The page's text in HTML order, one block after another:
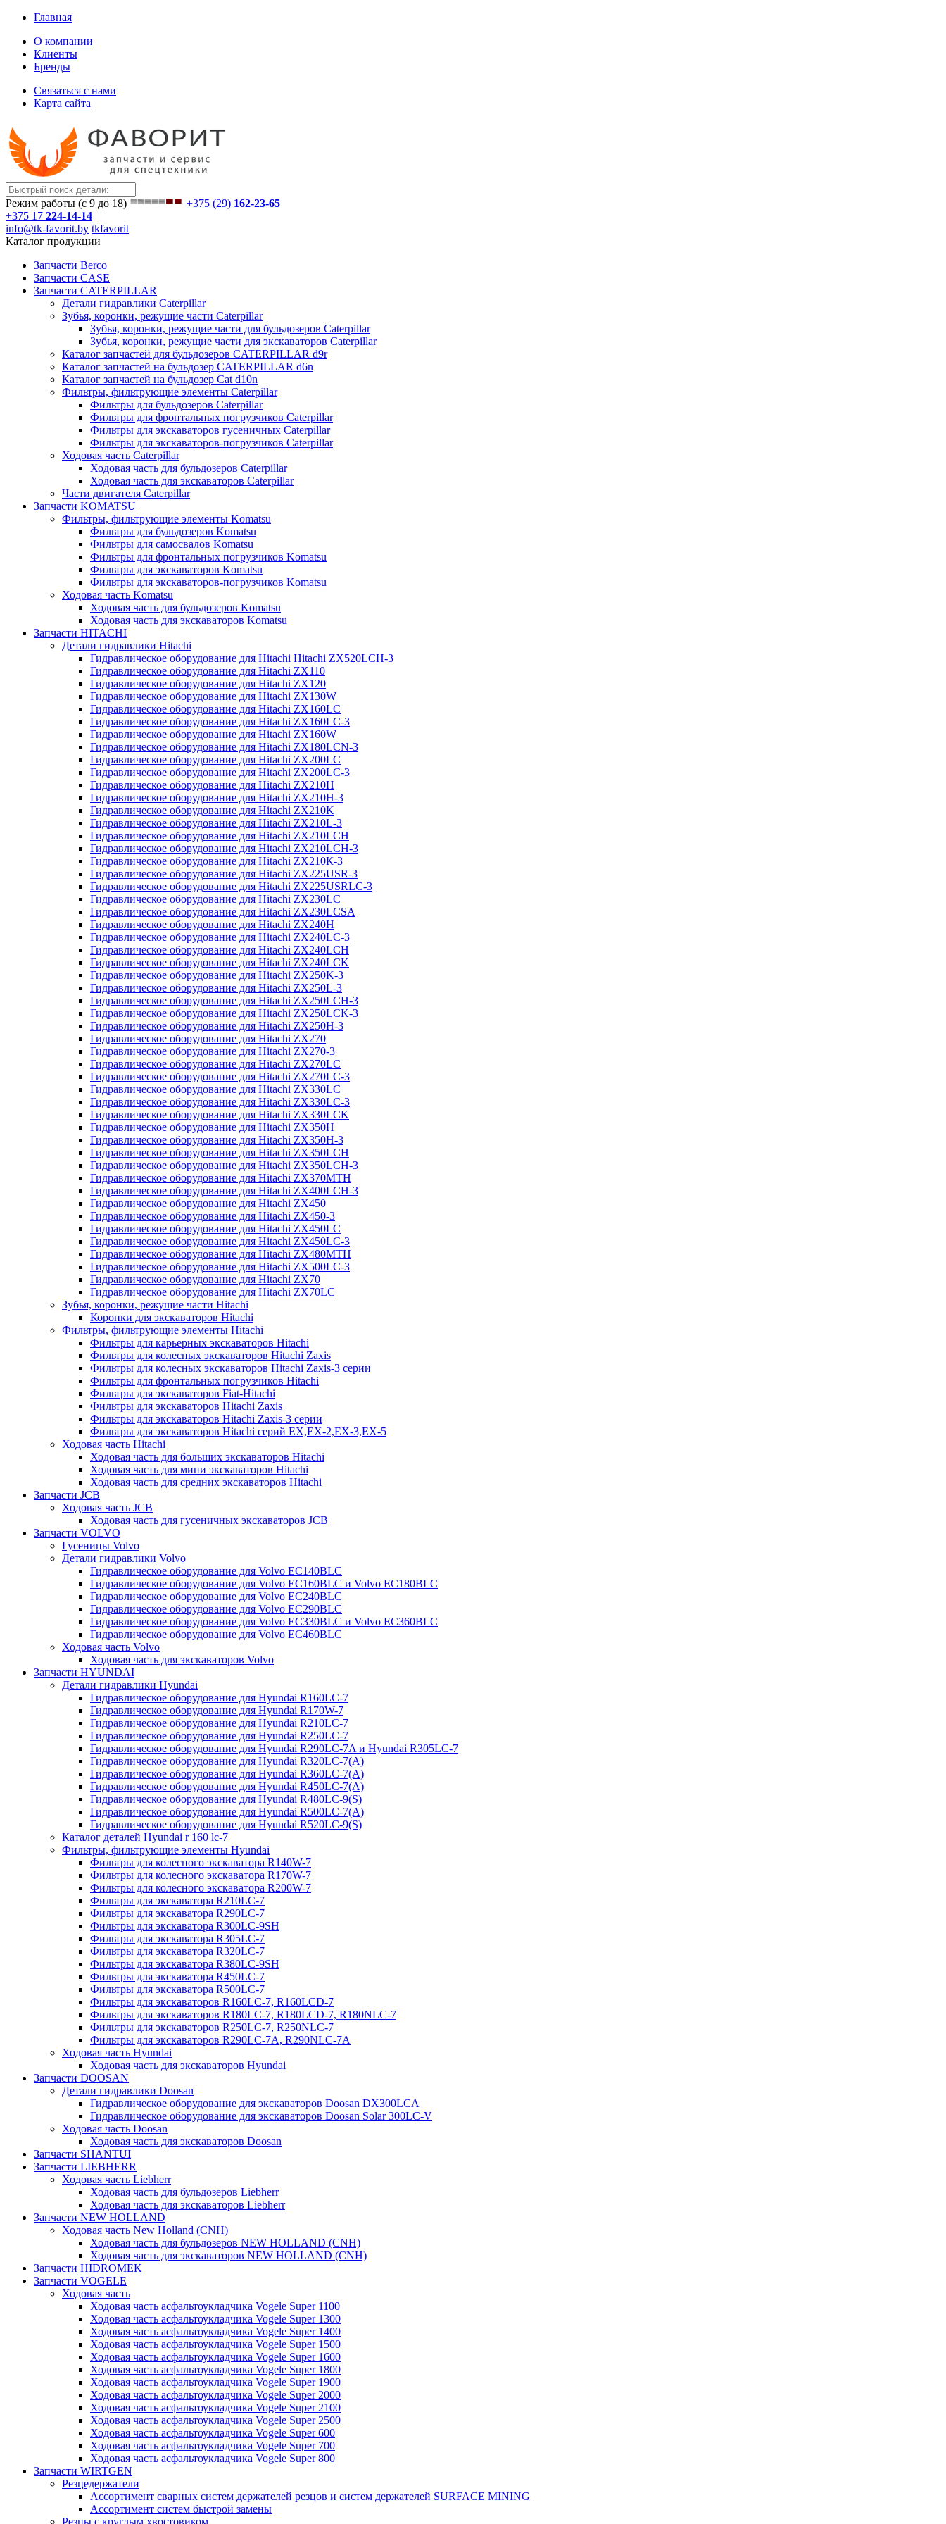
Главная
О компании
Клиенты
Бренды
Связаться с нами
Карта сайта
Режим работы (с 9 до 18) +375 (29) 162-23-65
+375 17 224-14-14
info@tk-favorit.by tkfavorit
Каталог продукции
Запчасти Berco
Запчасти CASE
Запчасти CATERPILLAR
Детали гидравлики Caterpillar
Зубья, коронки, режущие части Caterpillar
Зубья, коронки, режущие части для бульдозеров Caterpillar
Зубья, коронки, режущие части для экскаваторов Caterpillar
Каталог запчастей для бульдозеров CATERPILLAR d9r
Каталог запчастей на бульдозер CATERPILLAR d6n
Каталог запчастей на бульдозер Сat d10n
Фильтры, фильтрующие элементы Caterpillar
Фильтры для бульдозеров Caterpillar
Фильтры для фронтальных погрузчиков Caterpillar
Фильтры для экскаваторов гусеничных Caterpillar
Фильтры для экскаваторов-погрузчиков Caterpillar
Ходовая часть Caterpillar
Ходовая часть для бульдозеров Caterpillar
Ходовая часть для экскаваторов Caterpillar
Части двигателя Caterpillar
Запчасти KOMATSU
Фильтры, фильтрующие элементы Komatsu
Фильтры для бульдозеров Komatsu
Фильтры для самосвалов Komatsu
Фильтры для фронтальных погрузчиков Komatsu
Фильтры для экскаваторов Komatsu
Фильтры для экскаваторов-погрузчиков Komatsu
Ходовая часть Komatsu
Ходовая часть для бульдозеров Komatsu
Ходовая часть для экскаваторов Komatsu
Запчасти HITACHI
Детали гидравлики Hitachi
Гидравлическое оборудование для Hitachi Hitachi ZX520LCH-3
Гидравлическое оборудование для Hitachi ZX110
Гидравлическое оборудование для Hitachi ZX120
Гидравлическое оборудование для Hitachi ZX130W
Гидравлическое оборудование для Hitachi ZX160LC
Гидравлическое оборудование для Hitachi ZX160LC-3
Гидравлическое оборудование для Hitachi ZX160W
Гидравлическое оборудование для Hitachi ZX180LCN-3
Гидравлическое оборудование для Hitachi ZX200LC
Гидравлическое оборудование для Hitachi ZX200LC-3
Гидравлическое оборудование для Hitachi ZX210H
Гидравлическое оборудование для Hitachi ZX210H-3
Гидравлическое оборудование для Hitachi ZX210K
Гидравлическое оборудование для Hitachi ZX210L-3
Гидравлическое оборудование для Hitachi ZX210LCH
Гидравлическое оборудование для Hitachi ZX210LCH-3
Гидравлическое оборудование для Hitachi ZX210К-3
Гидравлическое оборудование для Hitachi ZX225USR-3
Гидравлическое оборудование для Hitachi ZX225USRLC-3
Гидравлическое оборудование для Hitachi ZX230LC
Гидравлическое оборудование для Hitachi ZX230LCSA
Гидравлическое оборудование для Hitachi ZX240H
Гидравлическое оборудование для Hitachi ZX240LC-3
Гидравлическое оборудование для Hitachi ZX240LCH
Гидравлическое оборудование для Hitachi ZX240LCK
Гидравлическое оборудование для Hitachi ZX250K-3
Гидравлическое оборудование для Hitachi ZX250L-3
Гидравлическое оборудование для Hitachi ZX250LCH-3
Гидравлическое оборудование для Hitachi ZX250LCK-3
Гидравлическое оборудование для Hitachi ZX250Н-3
Гидравлическое оборудование для Hitachi ZX270
Гидравлическое оборудование для Hitachi ZX270-3
Гидравлическое оборудование для Hitachi ZX270LC
Гидравлическое оборудование для Hitachi ZX270LC-3
Гидравлическое оборудование для Hitachi ZX330LC
Гидравлическое оборудование для Hitachi ZX330LC-3
Гидравлическое оборудование для Hitachi ZX330LCK
Гидравлическое оборудование для Hitachi ZX350H
Гидравлическое оборудование для Hitachi ZX350H-3
Гидравлическое оборудование для Hitachi ZX350LCH
Гидравлическое оборудование для Hitachi ZX350LCH-3
Гидравлическое оборудование для Hitachi ZX370MTH
Гидравлическое оборудование для Hitachi ZX400LCH-3
Гидравлическое оборудование для Hitachi ZX450
Гидравлическое оборудование для Hitachi ZX450-3
Гидравлическое оборудование для Hitachi ZX450LC
Гидравлическое оборудование для Hitachi ZX450LC-3
Гидравлическое оборудование для Hitachi ZX480MTH
Гидравлическое оборудование для Hitachi ZX500LC-3
Гидравлическое оборудование для Hitachi ZX70
Гидравлическое оборудование для Hitachi ZX70LC
Зубья, коронки, режущие части Hitachi
Коронки для экскаваторов Hitachi
Фильтры, фильтрующие элементы Hitachi
Фильтры для карьерных экскаваторов Hitachi
Фильтры для колесных экскаваторов Hitachi Zaxis
Фильтры для колесных экскаваторов Hitachi Zaxis-3 серии
Фильтры для фронтальных погрузчиков Hitachi
Фильтры для экскаваторов Fiat-Hitachi
Фильтры для экскаваторов Hitachi Zaxis
Фильтры для экскаваторов Hitachi Zaxis-3 серии
Фильтры для экскаваторов Hitachi серий EX,EX-2,EX-3,EX-5
Ходовая часть Hitachi
Ходовая часть для больших экскаваторов Hitachi
Ходовая часть для мини экскаваторов Hitachi
Ходовая часть для средних экскаваторов Hitachi
Запчасти JCB
Ходовая часть JCB
Ходовая часть для гусеничных экскаваторов JCB
Запчасти VOLVO
Гусеницы Volvo
Детали гидравлики Volvo
Гидравлическое оборудование для Volvo EC140BLC
Гидравлическое оборудование для Volvo EC160BLC и Volvo EC180BLC
Гидравлическое оборудование для Volvo EC240BLC
Гидравлическое оборудование для Volvo EC290BLC
Гидравлическое оборудование для Volvo EC330BLC и Volvo EC360BLC
Гидравлическое оборудование для Volvo EC460BLC
Ходовая часть Volvo
Ходовая часть для экскаваторов Volvo
Запчасти HYUNDAI
Детали гидравлики Hyundai
Гидравлическое оборудование для Hyundai R160LC-7
Гидравлическое оборудование для Hyundai R170W-7
Гидравлическое оборудование для Hyundai R210LC-7
Гидравлическое оборудование для Hyundai R250LC-7
Гидравлическое оборудование для Hyundai R290LC-7A и Hyundai R305LC-7
Гидравлическое оборудование для Hyundai R320LC-7(A)
Гидравлическое оборудование для Hyundai R360LC-7(A)
Гидравлическое оборудование для Hyundai R450LC-7(A)
Гидравлическое оборудование для Hyundai R480LC-9(S)
Гидравлическое оборудование для Hyundai R500LC-7(A)
Гидравлическое оборудование для Hyundai R520LC-9(S)
Каталог деталей Hyundai r 160 lc-7
Фильтры, фильтрующие элементы Hyundai
Фильтры для колесного экскаватора R140W-7
Фильтры для колесного экскаватора R170W-7
Фильтры для колесного экскаватора R200W-7
Фильтры для экскаватора R210LC-7
Фильтры для экскаватора R290LC-7
Фильтры для экскаватора R300LC-9SH
Фильтры для экскаватора R305LC-7
Фильтры для экскаватора R320LC-7
Фильтры для экскаватора R380LC-9SH
Фильтры для экскаватора R450LC-7
Фильтры для экскаватора R500LC-7
Фильтры для экскаваторов R160LC-7, R160LCD-7
Фильтры для экскаваторов R180LC-7, R180LCD-7, R180NLC-7
Фильтры для экскаваторов R250LC-7, R250NLC-7
Фильтры для экскаваторов R290LC-7A, R290NLC-7A
Ходовая часть Hyundai
Ходовая часть для экскаваторов Hyundai
Запчасти DOOSAN
Детали гидравлики Doosan
Гидравлическое оборудование для экскаваторов Doosan DX300LCA
Гидравлическое оборудование для экскаваторов Doosan Solar 300LC-V
Ходовая часть Doosan
Ходовая часть для экскаваторов Doosan
Запчасти SHANTUI
Запчасти LIEBHERR
Ходовая часть Liebherr
Ходовая часть для бульдозеров Liebherr
Ходовая часть для экскаваторов Liebherr
Запчасти NEW HOLLAND
Ходовая часть New Holland (CNH)
Ходовая часть для бульдозеров NEW HOLLAND (CNH)
Ходовая часть для экскаваторов NEW HOLLAND (CNH)
Запчасти HIDROMEK
Запчасти VOGELE
Ходовая часть
Ходовая часть асфальтоукладчика Vogele Super 1100
Ходовая часть асфальтоукладчика Vogele Super 1300
Ходовая часть асфальтоукладчика Vogele Super 1400
Ходовая часть асфальтоукладчика Vogele Super 1500
Ходовая часть асфальтоукладчика Vogele Super 1600
Ходовая часть асфальтоукладчика Vogele Super 1800
Ходовая часть асфальтоукладчика Vogele Super 1900
Ходовая часть асфальтоукладчика Vogele Super 2000
Ходовая часть асфальтоукладчика Vogele Super 2100
Ходовая часть асфальтоукладчика Vogele Super 2500
Ходовая часть асфальтоукладчика Vogele Super 600
Ходовая часть асфальтоукладчика Vogele Super 700
Ходовая часть асфальтоукладчика Vogele Super 800
Запчасти WIRTGEN
Резцедержатели
Ассортимент сварных систем держателей резцов и систем держателей SURFACE MINING
Ассортимент систем быстрой замены
Резцы с круглым хвостовиком